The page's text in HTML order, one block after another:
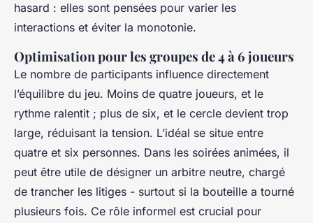
hasard : elles sont pensées pour varier les
interactions et éviter la monotonie.
Optimisation pour les groupes de 4 à 6 joueurs
Le nombre de participants influence directement
l’équilibre du jeu. Moins de quatre joueurs, et le
rythme ralentit ; plus de six, et le cercle devient trop
large, réduisant la tension. L’idéal se situe entre
quatre et six personnes. Dans les soirées animées, il
peut être utile de désigner un arbitre neutre, chargé
de trancher les litiges - surtout si la bouteille a tourné
plusieurs fois. Ce rôle informel est crucial pour